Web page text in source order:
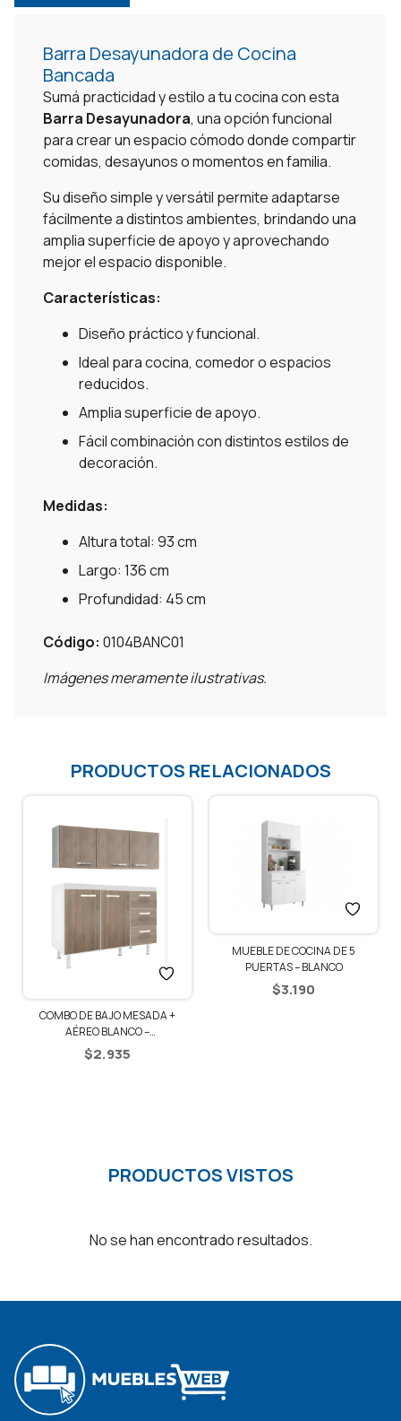
Barra Desayunadora de Cocina
Bancada
Sumá practicidad y estilo a tu cocina con esta
Barra Desayunadora, una opción funcional
para crear un espacio cómodo donde compartir
comidas, desayunos o momentos en familia.
Su diseño simple y versátil permite adaptarse
fácilmente a distintos ambientes, brindando una
amplia superficie de apoyo y aprovechando
mejor el espacio disponible.
Características:
Diseño práctico y funcional.
Ideal para cocina, comedor o espacios
reducidos.
Amplia superficie de apoyo.
Fácil combinación con distintos estilos de
decoración.
Medidas:
Altura total: 93 cm
Largo: 136 cm
Profundidad: 45 cm
Código: 0104BANC01
Imágenes meramente ilustrativas.
PRODUCTOS RELACIONADOS
COMBO DE BAJO MESADA +
AÉREO BLANCO –
BLANCO/RÚSTICO
$2.935
MUEBLE DE COCINA DE 5
PUERTAS – BLANCO
$3.190
PRODUCTOS VISTOS
No se han encontrado resultados.